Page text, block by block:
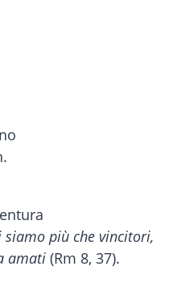
più che vincitori,
amati (Rm 8, 37).